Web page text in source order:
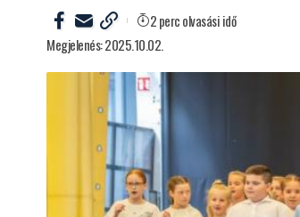
Megjelenés: 2025.10.02.
2 perc olvasási idő